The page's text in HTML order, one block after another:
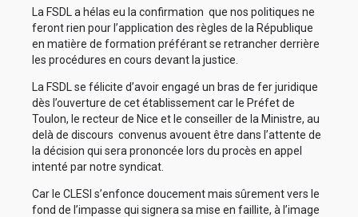
La FSDL a hélas eu la confirmation que nos politiques ne
feront rien pour l’application des règles de la République
en matière de formation préférant se retrancher derrière
les procédures en cours devant la justice.
La FSDL se félicite d’avoir engagé un bras de fer juridique
dès l’ouverture de cet établissement car le Préfet de
Toulon, le recteur de Nice et le conseiller de la Ministre, au
delà de discours convenus avouent être dans l’attente de
la décision qui sera prononcée lors du procès en appel
intenté par notre syndicat.
Car le CLESI s’enfonce doucement mais sûrement vers le
fond de l’impasse qui signera sa mise en faillite, à l’image